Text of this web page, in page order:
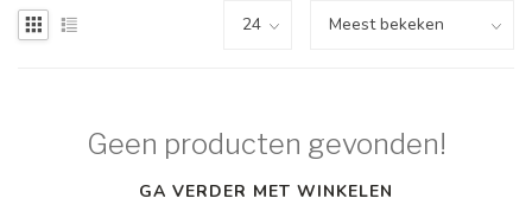
Geen producten gevonden!
GA VERDER MET WINKELEN